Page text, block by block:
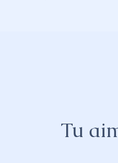
Tu